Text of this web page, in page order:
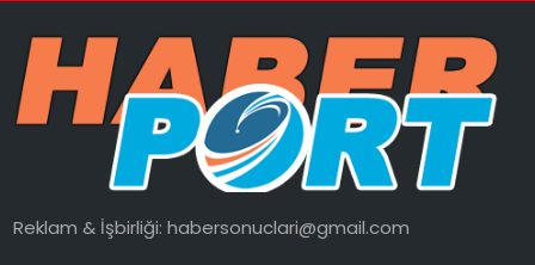
Reklam & İşbirliği:habersonuclari@gmail.com